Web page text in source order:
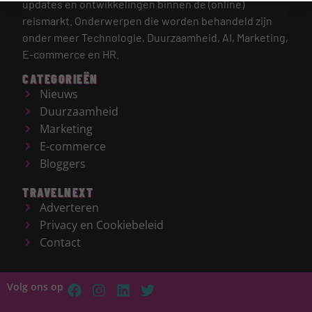
updates en ontwikkelingen binnen de (online)
reismarkt. Onderwerpen die worden behandeld zijn
onder meer Technologie, Duurzaamheid, AI, Marketing,
E-commerce en HR.
CATEGORIEËN
Nieuws
Duurzaamheid
Marketing
E-commerce
Bloggers
TRAVELNEXT
Adverteren
Privacy en Cookiebeleid
Contact
Volg ons op